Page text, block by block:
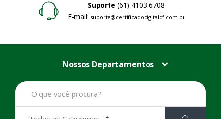
Suporte (61) 4103-6708
E-mail: suporte@certificadodigitaldf.com.br
Nossos Departamentos
B
u